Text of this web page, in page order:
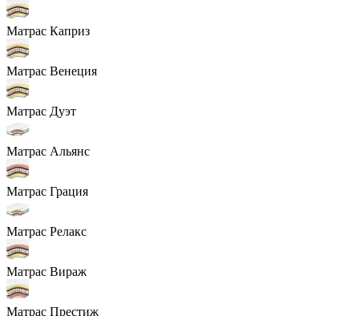
Матрас Каприз
Матрас Венеция
Матрас Дуэт
Матрас Альянс
Матрас Грация
Матрас Релакс
Матрас Вираж
Матрас Престиж